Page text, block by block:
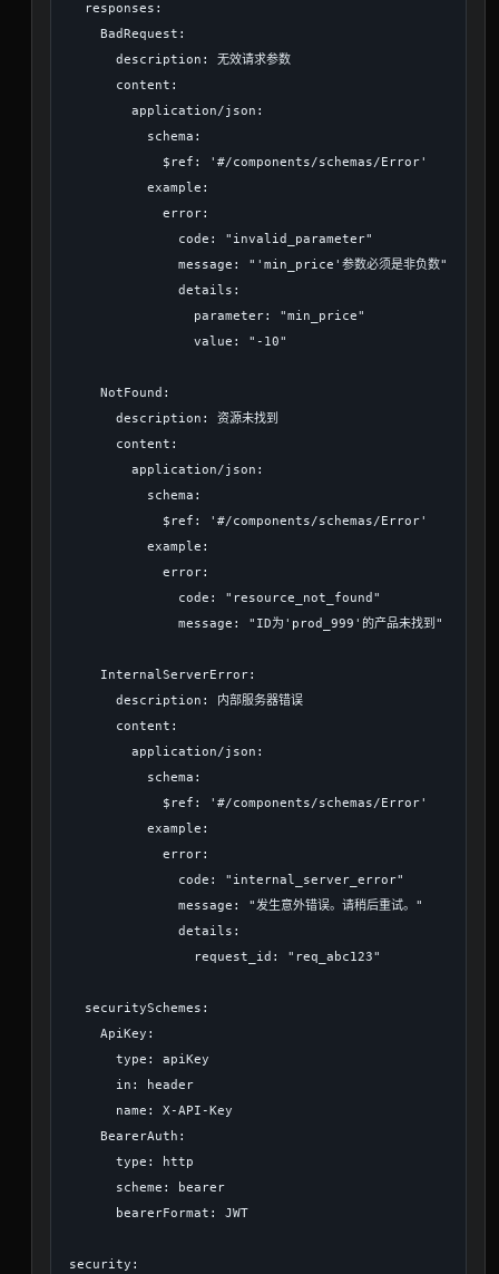
  responses:
    BadRequest:
      description: 无效请求参数
      content:
        application/json:
          schema:
            $ref: '#/components/schemas/Error'
          example:
            error:
              code: "invalid_parameter"
              message: "'min_price'参数必须是非负数"
              details:
                parameter: "min_price"
                value: "-10"
    NotFound:
      description: 资源未找到
      content:
        application/json:
          schema:
            $ref: '#/components/schemas/Error'
          example:
            error:
              code: "resource_not_found"
              message: "ID为'prod_999'的产品未找到"
    InternalServerError:
      description: 内部服务器错误
      content:
        application/json:
          schema:
            $ref: '#/components/schemas/Error'
          example:
            error:
              code: "internal_server_error"
              message: "发生意外错误。请稍后重试。"
              details:
                request_id: "req_abc123"
  securitySchemes:
    ApiKey:
      type: apiKey
      in: header
      name: X-API-Key
    BearerAuth:
      type: http
      scheme: bearer
      bearerFormat: JWT
security: